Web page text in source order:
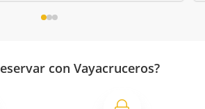
con Vayacruceros?